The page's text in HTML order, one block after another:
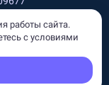
информационный
офертой.
работы сайта.
с условиями